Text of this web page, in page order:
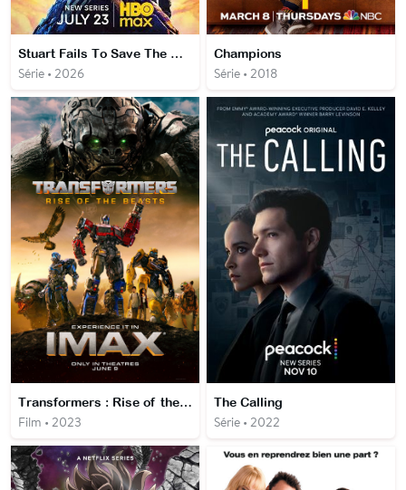
Stuart Fails To Save The Universe
Série • 2026
Champions
Série • 2018
Transformers : Rise of the beasts
Film • 2023
The Calling
Série • 2022